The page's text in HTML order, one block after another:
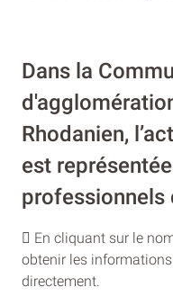
Dans la
Rhodanien,
est
professionnels
En cliquant sur le
obtenir les
directement.